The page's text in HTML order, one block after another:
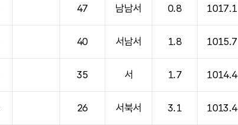
47 남남서 0.8 1017.1
40 서남서 1.8 1015.7
35 서 1.7 1014.4
26 서북서 3.1 1013.4